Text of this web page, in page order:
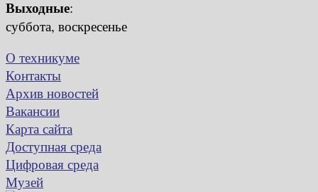
Выходные:
суббота, воскресенье
О техникуме
Контакты
Архив новостей
Вакансии
Карта сайта
Доступная среда
Цифровая среда
Музей